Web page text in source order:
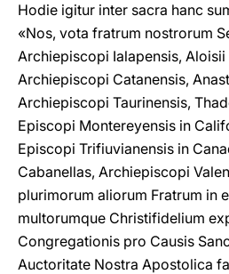
Hodie igitur inter sacra hanc
«Nos, vota fratrum nostrorum
Archiepiscopi Ialapensis, Aloisii
Archiepiscopi Catanensis,
Archiepiscopi Taurinensis,
Episcopi Montereyensis in
Episcopi Trifiuvianensis in
Cabanellas, Archiepiscopi
plurimorum aliorum Fratrum in
multorumque Christifidelium
Congregationis pro Causis
Auctoritate Nostra Apostolica